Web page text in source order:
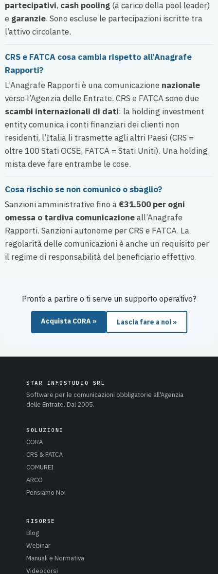
partecipativi, cash pooling (a carico della pool leader)
e garanzie. Sono escluse le partecipazioni iscritte tra
l’attivo circolante.
CRS e FATCA cosa cambia rispetto all’Anagrafe
Rapporti?
L’Anagrafe Rapporti è una comunicazione nazionale
verso l’Agenzia delle Entrate. CRS e FATCA sono due
scambi internazionali di dati: la holding investment
entity comunica i conti finanziari dei clienti non
residenti, l’Italia li trasmette agli altri Paesi (CRS =
oltre 100 Stati OCSE, FATCA = Stati Uniti). Una holding
mista deve fare entrambe le cose.
Cosa rischio se non comunico o sbaglio?
Sanzioni amministrative fino a €31.500 per ogni
omessa o tardiva comunicazioneall’Anagrafe
Rapporti. Sanzioni autonome per CRS e FATCA. La
regolarità delle comunicazioni è anche un requisito per
il regime di responsabilità del beneficiario effettivo.
Pronto a partire o ti serve un supporto operativo?
Acquista CORA » Lascia fare a noi »
STAR INFOSTUDIO SRL
Software per le comunicazioni obbligatorie all'Agenzia
delle Entrate. Dal 2005.
SOLUZIONI
CORA
CRS & FATCA
COMUREI
ARCO
Pensiamo Noi
RISORSE
Blog
Webinar
Manuali e Normativa
Videocorsi